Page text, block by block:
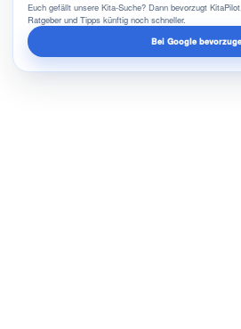
Euch gefällt unsere Kita-Suche? Dann bevorzugt
Ratgeber und Tipps künftig noch schneller.
Bei Google